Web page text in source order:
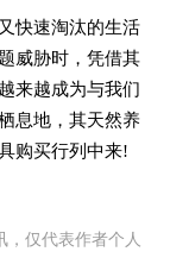
快速淘汰的生活
威胁时，凭借其
来越成为与我们
息地，其天然养
购买行列中来!
，仅代表作者个人